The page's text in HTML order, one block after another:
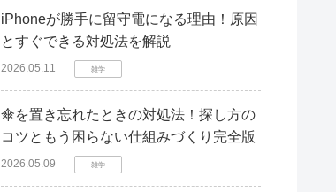
iPhoneが勝手に留守電になる理由！原因
とすぐできる対処法を解説
2026.05.11 雑学
傘を置き忘れたときの対処法！探し方の
コツともう困らない仕組みづくり完全版
2026.05.09 雑学